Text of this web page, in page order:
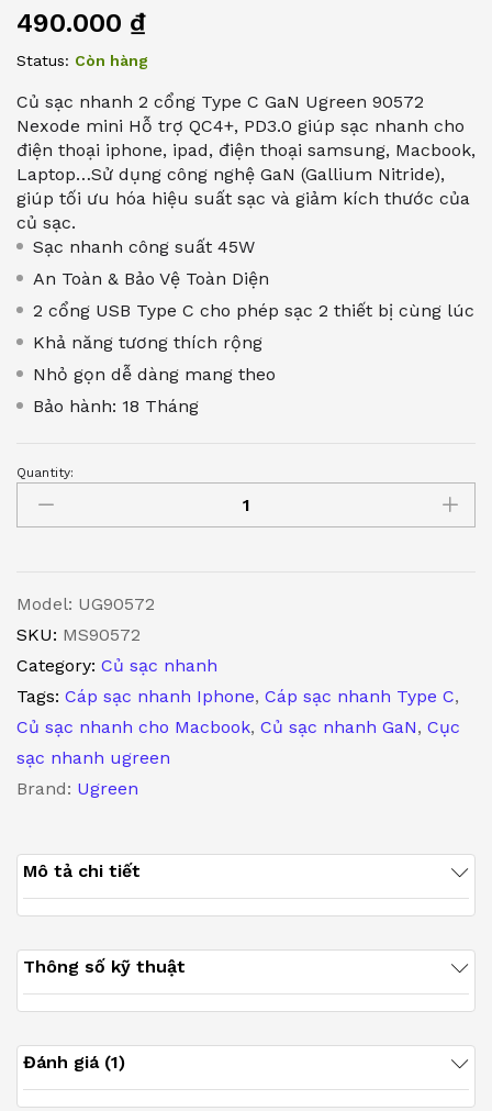
490.000 ₫
Status: Còn hàng
Củ sạc nhanh 2 cổng Type C GaN Ugreen 90572
Nexode mini Hỗ trợ QC4+, PD3.0 giúp sạc nhanh cho
điện thoại iphone, ipad, điện thoại samsung, Macbook,
Laptop…Sử dụng công nghệ GaN (Gallium Nitride),
giúp tối ưu hóa hiệu suất sạc và giảm kích thước của
củ sạc.
Sạc nhanh công suất 45W
An Toàn & Bảo Vệ Toàn Diện
2 cổng USB Type C cho phép sạc 2 thiết bị cùng lúc
Khả năng tương thích rộng
Nhỏ gọn dễ dàng mang theo
Bảo hành: 18 Tháng
Củ
sạc
cổng
Type
C
45W
Nexode
mini
GaN
Hỗ
trợ
PD3.0
Quantity:
Model: UG90572
SKU: MS90572
Category: Củ sạc nhanh
Tags: Cáp sạc nhanh Iphone, Cáp sạc nhanh Type C,
Củ sạc nhanh cho Macbook, Củ sạc nhanh GaN, Cục
sạc nhanh ugreen
Brand: Ugreen
Mô tả chi tiết
Thông số kỹ thuật
Đánh giá (1)